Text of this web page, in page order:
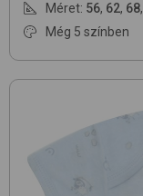
Méret: 56, 62, 68,
Még 5 színben